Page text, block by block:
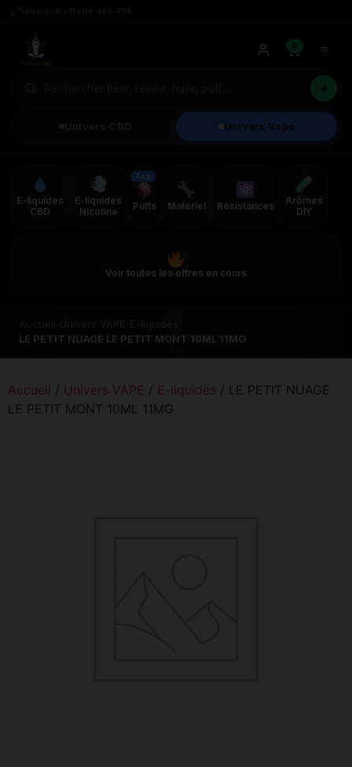
Univers Vape
0
E-liquides
CBD
E-liquides
Nicotine
Top
Puffs Matériel Résistances
Arômes
DIY
Voir toutes les offres en cours
LE PETIT NUAGE LE PETIT MONT 10ML 11MG
Accueil / Univers VAPE / E-liquides / LE PETIT NUAGE
LE PETIT MONT 10ML 11MG